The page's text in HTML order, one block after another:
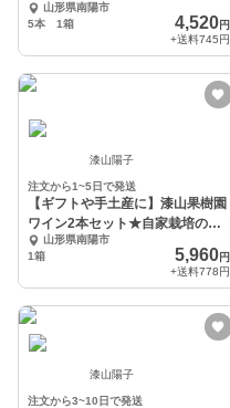
山形県南陽市
5本 1箱
4,520円
+送料745円
漆山陽子
注文から1~5日で発送
【ギフトや手土産に】漆山果樹園
ワイン2本セット★自家栽培のぶ
どうのワイン
山形県南陽市
1箱
5,960円
+送料778円
漆山陽子
注文から3~10日で発送